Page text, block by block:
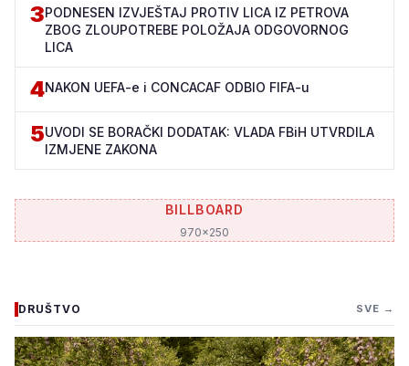
3PODNESEN IZVJEŠTAJ PROTIV LICA IZ PETROVA
ZBOG ZLOUPOTREBE POLOŽAJA ODGOVORNOG
LICA
4NAKON UEFA-e i CONCACAF ODBIO FIFA-u
5UVODI SE BORAČKI DODATAK: VLADA FBiH UTVRDILA
IZMJENE ZAKONA
BILLBOARD
970x250
DRUŠTVO SVE →